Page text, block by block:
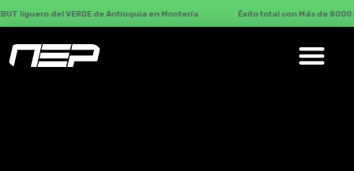
de Antioquia en Montería Éxito total con Más de 8000 participantes en el